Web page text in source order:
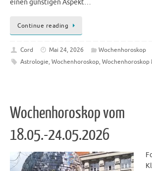
einen günstigen Aspekt…
Continue reading
Cord Mai 24, 2026
Wochenhoroskop
Astrologie, Wochenhoroskop, Wochenhoroskop
Wochenhoroskop vom
18.05.-24.05.2026